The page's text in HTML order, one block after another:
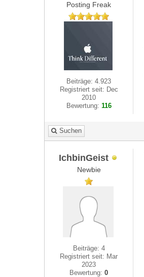
Posting Freak
Beiträge: 4.923
Registriert seit: Dec
2010
Bewertung: 116
Suchen
IchbinGeist
Newbie
Beiträge: 4
Registriert seit: Mar
2023
Bewertung:0